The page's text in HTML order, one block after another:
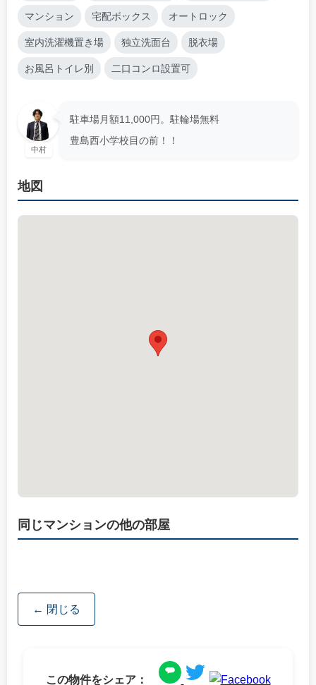
マンション 宅配ボックス オートロック
室内洗濯機置き場 独立洗面台 脱衣場
お風呂トイレ別 二口コンロ設置可
中村
駐車場月額11,000円。駐輪場無料
豊島西小学校目の前！！
地図
同じマンションの他の部屋
← 閉じる
この物件をシェア：